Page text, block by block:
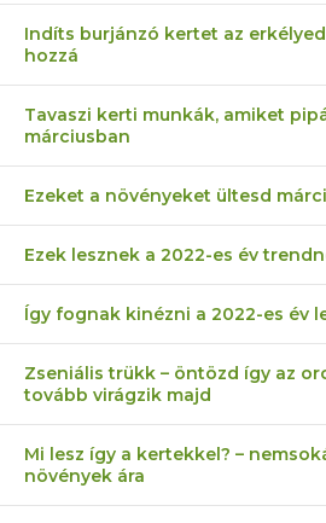
Indíts burjánzó kertet az
hozzá
Tavaszi kerti munkák, amiket
márciusban
Ezeket a növényeket ültesd
Ezek lesznek a 2022-es év
Így fognak kinézni a 2022-es év
Zseniális trükk – öntözd így az
tovább virágzik majd
Mi lesz így a kertekkel? –
növények ára